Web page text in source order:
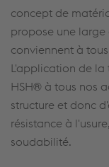
concept de
propose une
conviennent à
L'application de
HSH® à tous nos
structure et donc
résistance à
soudabilité.